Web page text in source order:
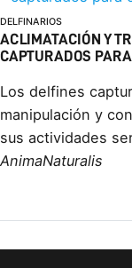
DELFINARIOS
ACLIMATACIÓN Y
CAPTURADOS
Los delfines
manipulación y
sus actividades
AnimaNaturalis